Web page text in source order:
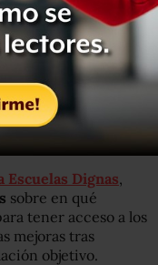
miércoles detalla
en el diseño
características
segura, a qué
fortalecimiento
Escuelas Dignas
sobre en qué
tener acceso a los
mejoras tras
objetivo.